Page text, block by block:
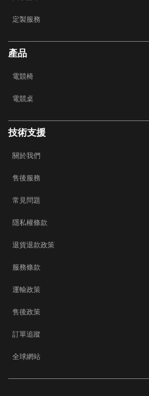
定製服務
產品
電競椅
電競桌
技術支援
關於我們
售後服務
常見問題
隱私權條款
退貨退款政策
服務條款
運輸政策
售後政策
訂單追蹤
全球網站